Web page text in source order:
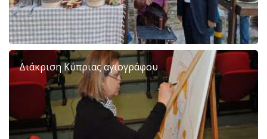
Διάκριση Κύπριας αγιογράφου